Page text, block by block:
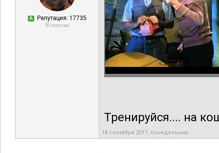
А Репутация: 17735
В отпуске
Тренируйся.... на
18 сентября 2017, понедельник